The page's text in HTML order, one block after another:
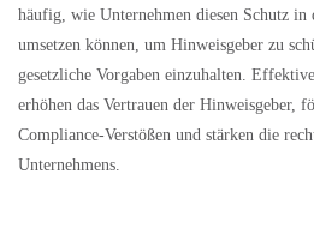
häufig, wie Unternehmen diesen Schutz in
umsetzen können, um Hinweisgeber zu
gesetzliche Vorgaben einzuhalten.
erhöhen das Vertrauen der Hinweisgeber,
Compliance-Verstößen und stärken die
Unternehmens.